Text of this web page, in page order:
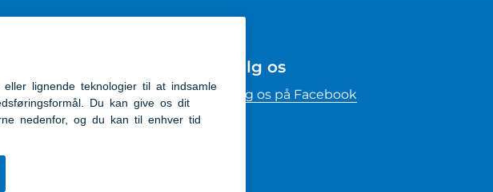
kommunen
Følg os
Følg os på Facebook